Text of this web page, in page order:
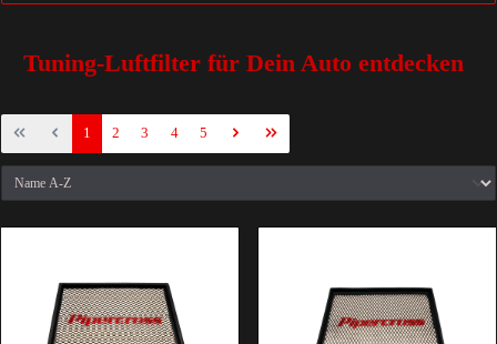
Tuning-Luftfilter für Dein Auto entdecken
1 2 3 4 5